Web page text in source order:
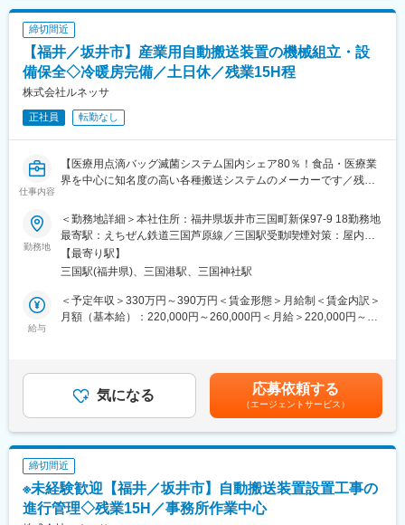
■当社について：
◎当社はアクリル系およびウレタン系樹脂の開発を主軸として事
業を広げてきましたが、近年ではポリマーの高純度化や高分子量
化を重視し、機能性ポリマーの開発および受託を主要事業と位置
付けています。2008年にはたか工場を新設し、クリーンな環境で
電子材料などの高付加価値製品の研究を推進し、少量多品種の製
◎これまで当社は少量多品種の製品開発・製造を行ってきました
が、今後はお客様のさらなるご要望に応えるために、大量生産に
変更の範囲：会社の定める業務
・工場に冷房・暖房を完備し、従業員の労働安全衛生に配意。
・年6回の会社一斉有給消化日を設けており、連続休暇の取得も可
能。
■当社の特徴：
医薬品メーカー、食品メーカーの工場で使用される滅菌機周辺の
搬送装置の企画・設計・製造・設置・調整・保守まで一貫したサ
かけるカレーや液体スープ、病院で使用する点滴バッグや流動食
等の製品を製造するメーカーには、当社の装置が導入されていま
変更の範囲：会社の定める業務
締切間近
【福井／坂井市】産業用自動搬送装置の機械組立・設
備保全◇冷暖房完備／土日休／残業15H程
株式会社ルネッサ
正社員 転勤なし
仕事内容
【医療用点滴バッグ滅菌システム国内シェア80％！食品・医療業
界を中心に知名度の高い各種搬送システムのメーカーです／残業
■業務内容：
機械組立作業をお任せします。
当社は、主に大手のレトルト食品や医薬品の製造メーカー様の工
場に、世界に1台しかない完全オーダーメイドの生産ライン自動化
設備（自動搬送装置）を、開発製造しています。各種特許技術も
有するほか、医療用点滴バッグの生産ライン自動化設備では、高
い国内シェアを誇ります。
※納品時やメンテナンス時に短期出張があります（全国）。
■業務の魅力：
・工場に冷房・暖房を完備し、従業員の労働安全衛生に配意。
・年6回の会社一斉有給消化日を設けており、連続休暇の取得も可
能。
■当社の特徴：
勤務地
＜勤務地詳細＞本社住所：福井県坂井市三国町新保97-9 18勤務地
最寄駅：えちぜん鉄道三国芦原線／三国駅受動喫煙対策：屋内全
面禁煙変更の範囲：会社の定める事業所
【最寄り駅】
三国駅(福井県)、三国港駅、三国神社駅
給与
＜予定年収＞330万円～390万円＜賃金形態＞月給制＜賃金内訳＞
月額（基本給）：220,000円～260,000円＜月給＞220,000円～
月、12月）※600,000円～1,500,000円（過去実績）賃金はあくま
でも目安の金額であり、選考を通じて上下する可能性がありま
す。月給(月額)は固定手当を含めた表記です。
気になる 応募依頼する
（エージェントサービス）
締切間近
※未経験歓迎【福井／坂井市】自動搬送装置設置工事の
進行管理◇残業15H／事務所作業中心